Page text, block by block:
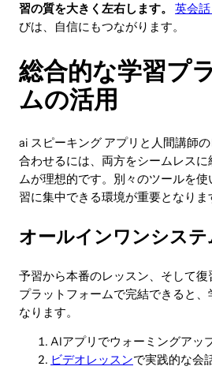
習の質を大きく左右します。
英会
びは、自信にもつながります。
総合的な学習プ
ムの活用
ai スピーキング アプリと人間講師
合わせるには、両方をシームレス
ムが理想的です。別々のツールを
習に集中できる環境が重要となりま
オールインワンシステ
予習から本番のレッスン、そして
プラットフォームで完結できると
なります。
AIアプリでウォーミングアッ
ビデオレッスンで実践的な会